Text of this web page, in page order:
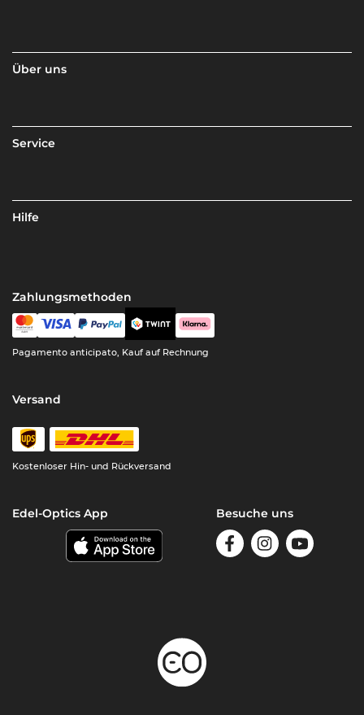
Über uns
Service
Hilfe
Zahlungsmethoden
Pagamento anticipato, Kauf auf Rechnung
Versand
Kostenloser Hin- und Rückversand
Edel-Optics App Besuche uns